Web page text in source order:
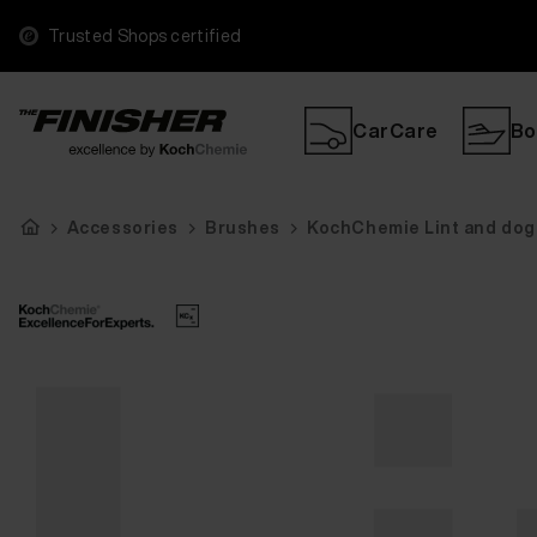
Trusted Shops certified
CarCare
Accessories Brushes KochChemie Lint and